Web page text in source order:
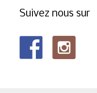
Suivez nous sur